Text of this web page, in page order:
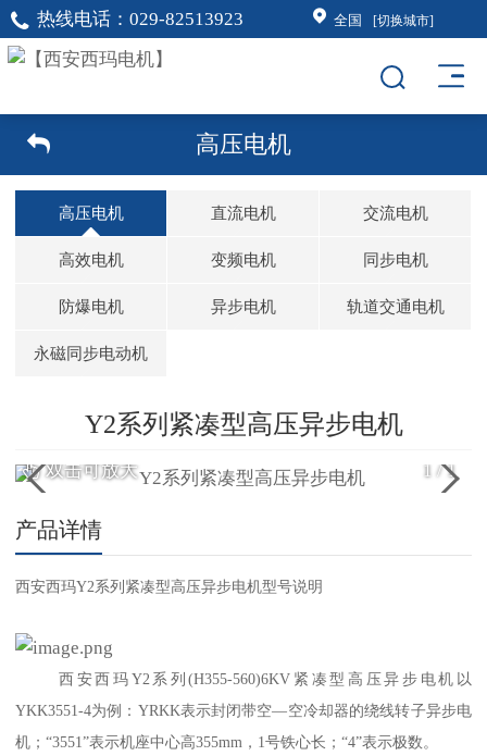
热线电话： 029-82513923 全国 [切换城市]
高压电机
高压电机 直流电机 交流电机
高效电机 变频电机 同步电机
防爆电机 异步电机 轨道交通电机
永磁同步电动机
Y2系列紧凑型高压异步电机
1 /1
双击可放大
产品详情
西安西玛Y2系列紧凑型高压异步电机型号说明
西安西玛Y2系列(H355-560)6KV紧凑型高压异步电机以
YKK3551-4为例：YRKK表示封闭带空—空冷却器的绕线转子异步电
机；“3551”表示机座中心高355mm，1号铁心长；“4”表示极数。